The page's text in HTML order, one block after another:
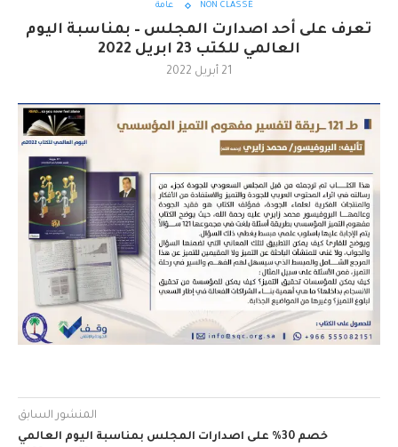
NON CLASSÉ عامة
تعرف على أحد اصدارت المجلس – بمناسبة اليوم
العالمي للكتب 23 ابريل 2022
21 أبريل 2022
المنشور السابق
خصم 30% على اصدارات المجلس بمناسبة اليوم العالمي